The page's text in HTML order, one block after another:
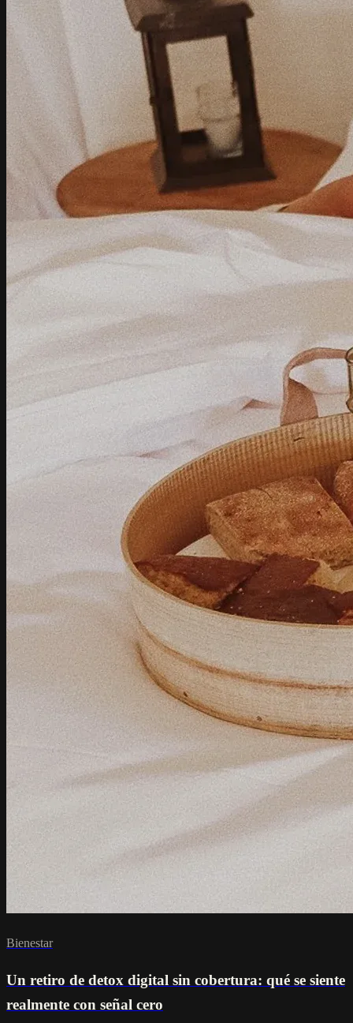
Bienestar
Un retiro de detox digital sin cobertura: qué se siente
realmente con señal cero